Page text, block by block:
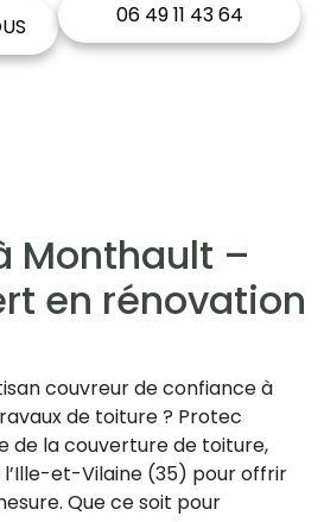
06 49 11 43 64
Monthault –
en rénovation
couvreur de confiance à
de toiture ? Protec
de la couverture de toiture,
et-Vilaine (35) pour offrir
Que ce soit pour